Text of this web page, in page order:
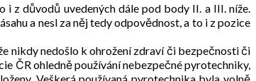
z důvodů uvedených dále pod body II. a III. níže.
a nesl za něj tedy odpovědnost, a to i z pozice
nikdy nedošlo k ohrožení zdraví či bezpečnosti či
ČR ohledně používání nebezpečné pyrotechniky,
Veškerá používaná pyrotechnika byla volně